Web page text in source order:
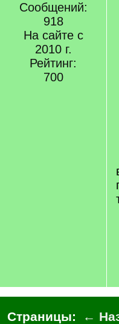
Сообщений:
918
На сайте с
2010 г.
Рейтинг:
700
Страницы: ←